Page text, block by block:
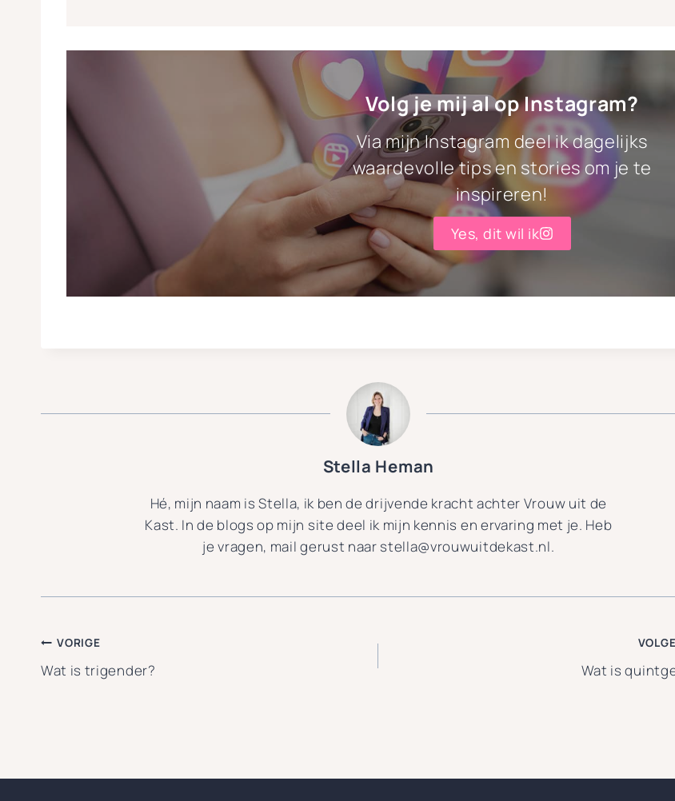
Volg je mij al op Instagram?
Via mijn Instagram deel ik dagelijks
waardevolle tips en stories om je te
inspireren!
Yes, dit wil ik
Stella Heman
Hé, mijn naam is Stella, ik ben de drijvende kracht achter Vrouw uit de
Kast. In de blogs op mijn site deel ik mijn kennis en ervaring met je. Heb
je vragen, mail gerust naar stella@vrouwuitdekast.nl.
Bericht
navigatie
VORIGE
Wat is trigender? Wat is